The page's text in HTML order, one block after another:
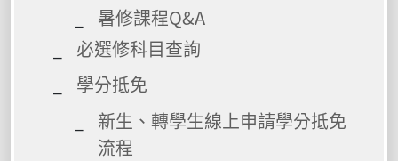
暑修課程Q&A
必選修科目查詢
學分抵免
新生、轉學生線上申請學分抵免
流程